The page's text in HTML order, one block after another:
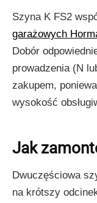
Szyna K FS2
garażowych
Dobór
prowadzenia (N
zakupem,
wysokość
Jak
Dwuczęściowa
na krótszy